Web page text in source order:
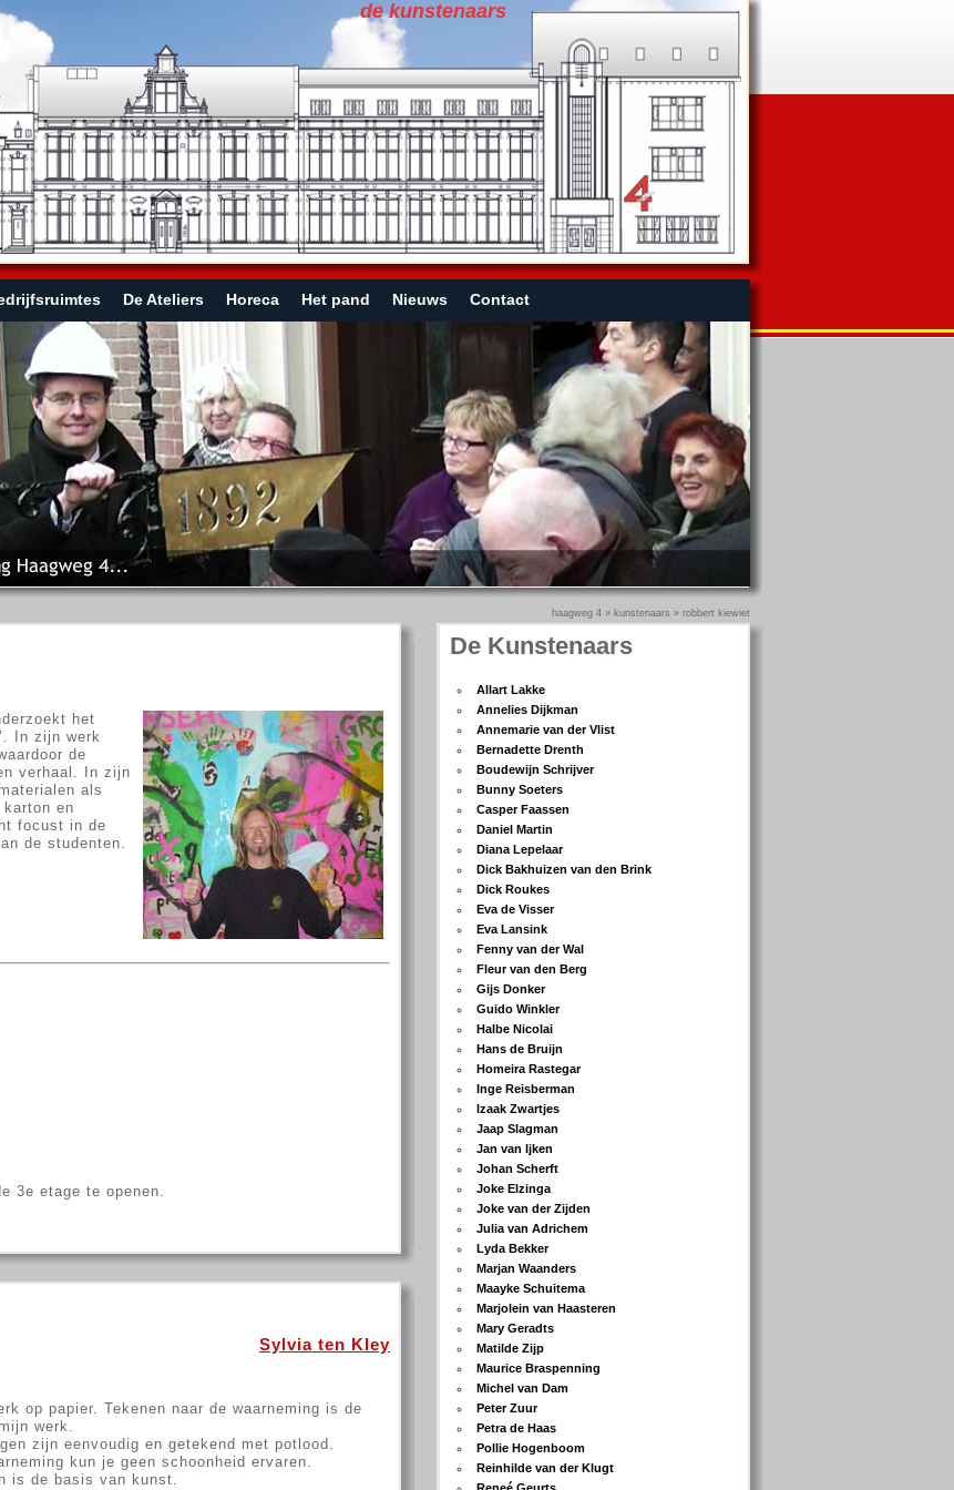
de kunstenaars
De Ateliers Horeca Het pand Nieuws Contact
haagweg 4 » kunstenaars » robbert kiewiet
De Kunstenaars
Allart Lakke
Annelies Dijkman
Annemarie van der Vlist
Bernadette Drenth
Boudewijn Schrijver
Bunny Soeters
Casper Faassen
Daniel Martin
Diana Lepelaar
Dick Bakhuizen van den Brink
Dick Roukes
Eva de Visser
Eva Lansink
Fenny van der Wal
Fleur van den Berg
Gijs Donker
Guido Winkler
Halbe Nicolai
Hans de Bruijn
Homeira Rastegar
Inge Reisberman
Izaak Zwartjes
Jaap Slagman
Jan van Ijken
Johan Scherft
Joke Elzinga
Joke van der Zijden
Julia van Adrichem
Lyda Bekker
Marjan Waanders
Maayke Schuitema
Marjolein van Haasteren
Mary Geradts
Matilde Zijp
Maurice Braspenning
Michel van Dam
Peter Zuur
Petra de Haas
Pollie Hogenboom
Reinhilde van der Klugt
het
In zijn werk
de
verhaal. In zijn
als
en
focust in de
de studenten.
3e etage te openen.
Sylvia ten Kley
op papier. Tekenen naar de waarneming is de
werk.
zijn eenvoudig en getekend met potlood.
kun je geen schoonheid ervaren.
is de basis van kunst.